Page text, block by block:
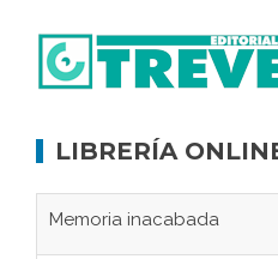
LIBRERÍA
Memoria inacabada